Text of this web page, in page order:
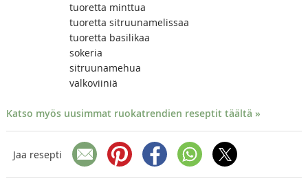
tuoretta minttua
tuoretta sitruunamelissaa
tuoretta basilikaa
sokeria
sitruunamehua
valkoviiniä
Katso myös uusimmat ruokatrendien reseptit täältä »
Jaa resepti